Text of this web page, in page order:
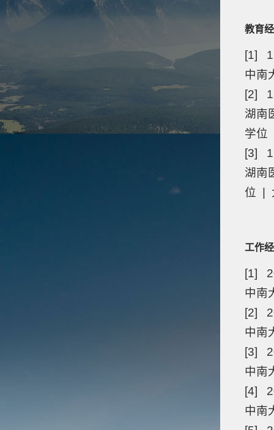
教育
[1]
中南
[2]
湖南
学位
[3]
湖南
位 |
工作
[1]
中南
[2]
中南
[3]
中南
[4]
中南